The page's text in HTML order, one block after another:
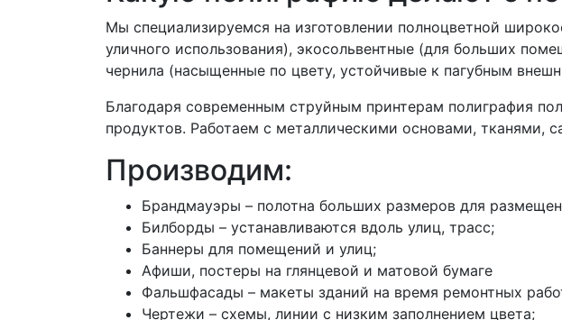
Мы специализируемся на изготовлении полноцветной
уличного использования), экосольвентные (для больших
чернила (насыщенные по цвету, устойчивые к пагубным
Благодаря современным струйным принтерам полиграфия
продуктов. Работаем с металлическими основами, тканями,
Производим:
Брандмауэры – полотна больших размеров для
Билборды – устанавливаются вдоль улиц, трасс;
Баннеры для помещений и улиц;
Афиши, постеры на глянцевой и матовой бумаге
Фальшфасады – макеты зданий на время ремонтных
Чертежи – схемы, линии с низким заполнением цвета;